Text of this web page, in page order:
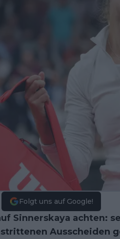
Folgt uns auf Google!
Sinnerskaya achten:
Ausscheiden